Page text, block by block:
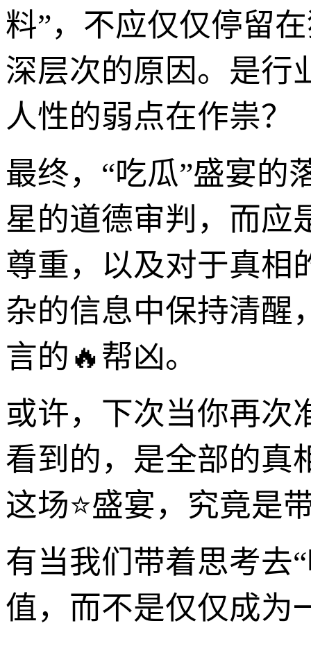
料”，不应仅仅停留
深层次的原因。是行
人性的弱点在作祟？
最终，“吃瓜”盛宴的
星的道德审判，而应
尊重，以及对于真相
杂的信息中保持清醒
言的🔥帮凶。
或许，下次当你再次
看到的，是全部的真
这场⭐盛宴，究竟是
有当我们带着思考去
值，而不是仅仅成为